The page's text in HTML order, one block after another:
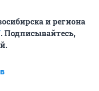
и региона
. Подписывайтесь,